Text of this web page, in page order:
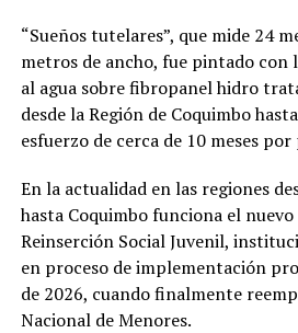
“Sueños tutelares”, que mide 24
metros de ancho, fue pintado con
al agua sobre fibropanel hidro
desde la Región de Coquimbo
esfuerzo de cerca de 10 meses
En la actualidad en las regiones
hasta Coquimbo funciona el
Reinserción Social Juvenil,
en proceso de implementación
de 2026, cuando finalmente
Nacional de Menores.